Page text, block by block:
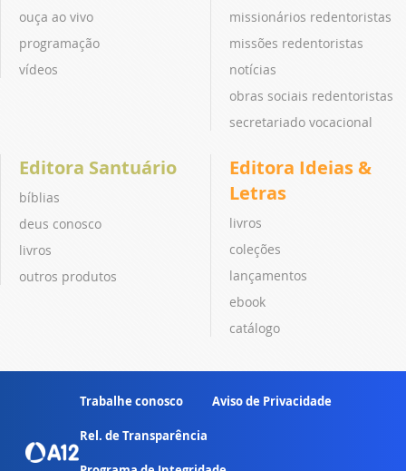
ouça ao vivo
programação
vídeos
missionários redentoristas
missões redentoristas
notícias
obras sociais redentoristas
secretariado vocacional
Editora Santuário
bíblias
deus conosco
livros
outros produtos
Editora Ideias &
Letras
livros
coleções
lançamentos
ebook
catálogo
Trabalhe conosco Aviso de Privacidade
Rel. de Transparência